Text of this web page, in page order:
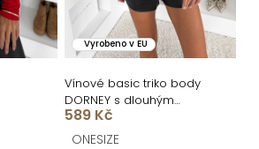
Vyrobeno v EU
Vínové basic triko body
DORNEY s dlouhým
rukávem
589 Kč
ONESIZE